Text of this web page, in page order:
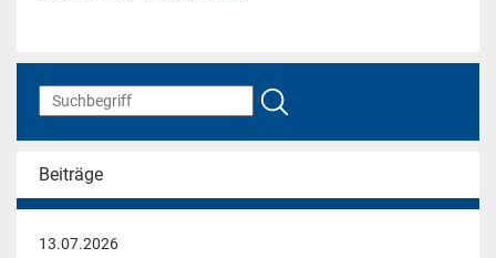
Beiträge
13.07.2026